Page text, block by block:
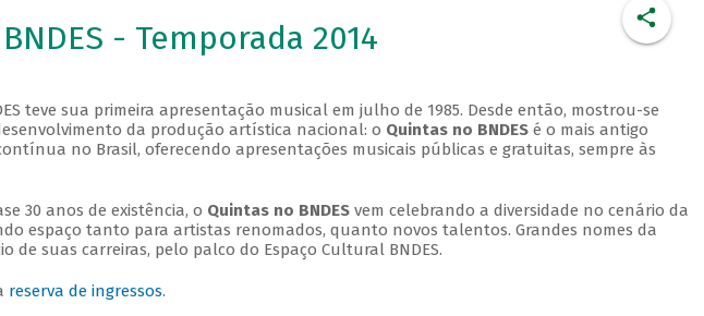
- Temporada 2014
teve sua primeira apresentação musical em julho de 1985. Desde então, mostrou-se
da produção artística nacional: o Quintas no BNDESé o mais antigo
no Brasil, oferecendo apresentações musicais públicas e gratuitas, sempre às
30 anos de existência, o Quintas no BNDESvem celebrando a diversidade no cenário da
espaço tanto para artistas renomados, quanto novos talentos. Grandes nomes da
de suas carreiras, pelo palco do Espaço Cultural BNDES.
reserva de ingressos.